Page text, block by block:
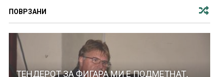
ПОВРЗАНИ
ТЕНДЕРОТ ЗА ФИГАРА МИ Е ПОДМЕТНАТ,